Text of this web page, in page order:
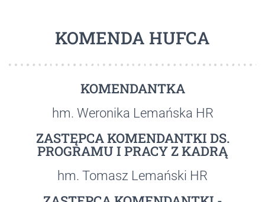
KOMENDA HUFCA
KOMENDANTKA
hm. Weronika Lemańska HR
ZASTĘPCA KOMENDANTKI DS.
PROGRAMU I PRACY Z KADRĄ
hm. Tomasz Lemański HR